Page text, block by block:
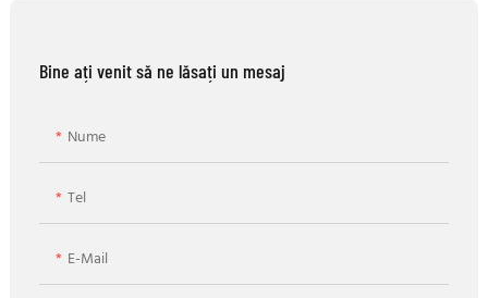
Bine ați venit să ne lăsați un mesaj
Nume
Tel
E-Mail